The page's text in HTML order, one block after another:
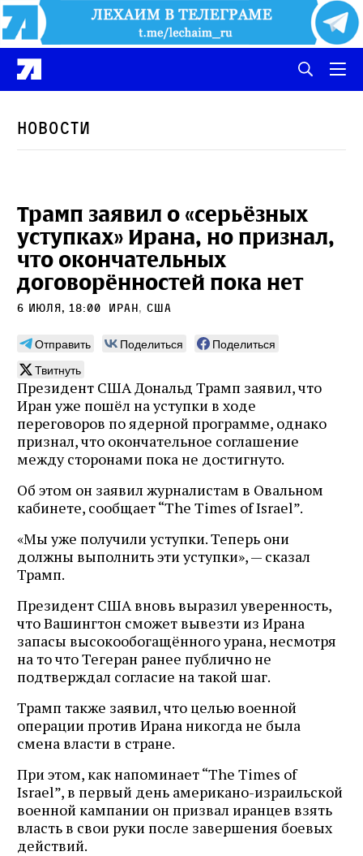
Новости
Трамп заявил о «серьёзных
уступках» Ирана, но признал,
что окончательных
договорённостей пока нет
6 июля, 18:00 Иран,сша
Отправить Поделиться
Поделиться
Твитнуть
Президент США Дональд Трамп заявил, что
Иран уже пошёл на уступки в ходе
переговоров по ядерной программе, однако
признал, что окончательное соглашение
между сторонами пока не достигнуто.
Об этом он заявил журналистам в Овальном
кабинете, сообщает “The Times of Israel”.
«Мы уже получили уступки. Теперь они
должны выполнить эти уступки», — сказал
Трамп.
Президент США вновь выразил уверенность,
что Вашингтон сможет вывезти из Ирана
запасы высокообогащённого урана, несмотря
на то что Тегеран ранее публично не
подтверждал согласие на такой шаг.
Трамп также заявил, что целью военной
операции против Ирана никогда не была
смена власти в стране.
При этом, как напоминает “The Times of
Israel”, в первый день американо-израильской
военной кампании он призвал иранцев взять
власть в свои руки после завершения боевых
действий.